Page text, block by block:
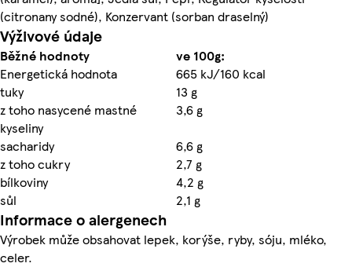
(citronany sodné), Konzervant (sorban draselný)
Výživové údaje
Běžné hodnoty
ve 100g:
Energetická hodnota
665 kJ/160 kcal
tuky
13 g
z toho nasycené mastné
kyseliny
3,6 g
sacharidy
6,6 g
z toho cukry
2,7 g
bílkoviny
4,2 g
sůl
2,1 g
Informace o alergenech
Výrobek může obsahovat lepek, korýše, ryby, sóju, mléko,
celer.